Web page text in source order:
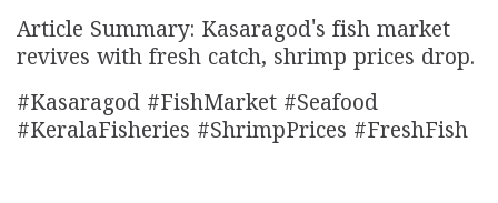
Article Summary: Kasaragod's fish market
revives with fresh catch, shrimp prices drop.
#Kasaragod #FishMarket #Seafood
#KeralaFisheries #ShrimpPrices #FreshFish